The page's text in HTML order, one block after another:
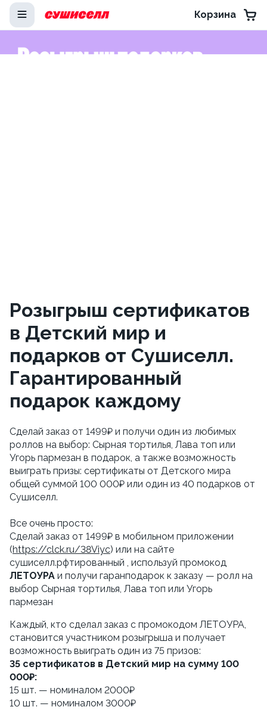
Корзина
Розыгрыш сертификатов
в Детский мир и
подарков от Сушиселл.
Гарантированный
подарок каждому
Сделай заказ от 1499₽ и получи один из любимых
роллов на выбор: Сырная тортилья, Лава топ или
Угорь пармезан в подарок, а также возможность
выиграть призы: сертификаты от Детского мира
общей суммой 100 000₽ или один из 40 подарков от
Сушиселл.
Все очень просто:
Сделай заказ от 1499₽ в мобильном приложении
(https://clck.ru/38Viyc) или на сайте
ЛЕТОУРА и получи гаранподарок к заказу — ролл на
выбор Сырная тортилья, Лава топ или Угорь
пармезан
Каждый, кто сделал заказ с промокодом ЛЕТОУРА,
становится участником розыгрыша и получает
возможность выиграть один из 75 призов:
35 сертификатов в Детский мир на сумму 100
000₽:
15 шт. — номиналом 2000₽
10 шт. — номиналом 3000₽